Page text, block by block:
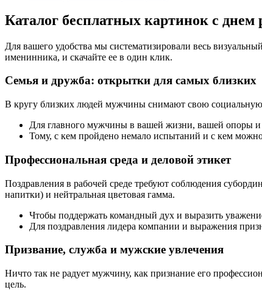
Каталог бесплатных картинок с
Для вашего удобства мы систематизировали весь
именинника, и скачайте ее в один клик.
Семья и дружба: открытки для самых близких
В кругу близких людей мужчины снимают свою
Для главного мужчины в вашей жизни, вашей опоры
Тому, с кем пройдено немало испытаний и с кем
Профессиональная среда и деловой этикет
Поздравления в рабочей среде требуют соблюдения
напитки) и нейтральная цветовая гамма.
Чтобы поддержать командный дух и выразить
Для поздравления лидера компании и выражения
Призвание, служба и мужские увлечения
Ничто так не радует мужчину, как признание его
цель.